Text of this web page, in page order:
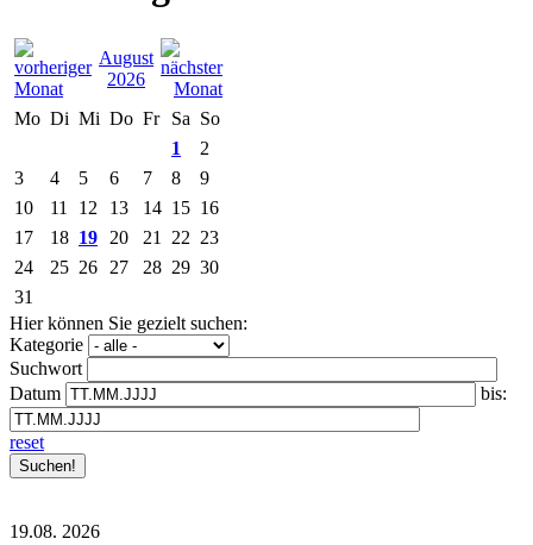
August
2026
Mo Di Mi Do Fr Sa So
1
2
3
4 5 6 7 8
9
10
11 12 13 14 15 16
17
18 19 20 21 22 23
24
25 26 27 28 29 30
31
Hier können Sie gezielt suchen:
Kategorie
Suchwort
Datum
bis:
reset
19.08. 2026